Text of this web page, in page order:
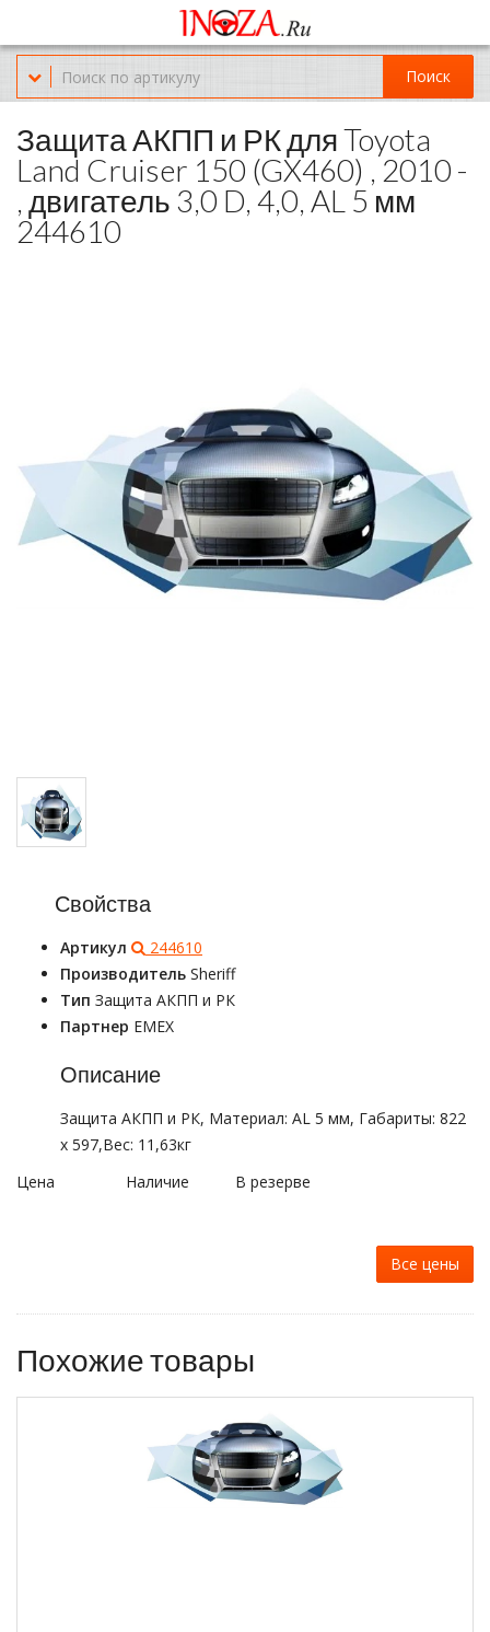
Офис обслуживания г.Краснодар (KRD) Куликова Поля 2 (магазин
Нож-мясо)
8-(967)-300-69-11
Поиск
Защита АКПП и РК для Toyota
Land Cruiser 150 (GX460) , 2010 -
, двигатель 3,0 D, 4,0, AL 5 мм
244610
Свойства
Артикул
244610
Производитель Sheriff
Тип Защита АКПП и РК
Партнер EMEX
Описание
Защита АКПП и РК, Материал: AL 5 мм, Габариты: 822
х 597,Вес: 11,63кг
Цена
Наличие В резерве
Все цены
Похожие товары